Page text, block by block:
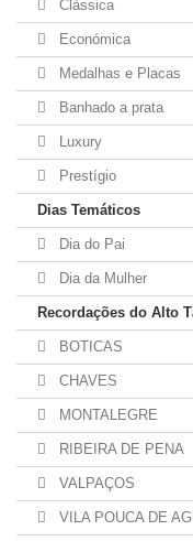
Clássica
Económica
Medalhas e Placas
Banhado a prata
Luxury
Prestígio
Dias Temáticos
Dia do Pai
Dia da Mulher
Recordações do Alto
BOTICAS
CHAVES
MONTALEGRE
RIBEIRA DE PENA
VALPAÇOS
VILA POUCA DE